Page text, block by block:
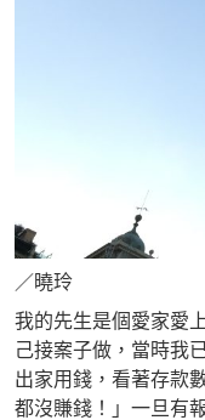
／曉玲
我的先生是個愛家愛
己接案子做，當時我
出家用錢，看著存款
都沒賺錢！」一旦有